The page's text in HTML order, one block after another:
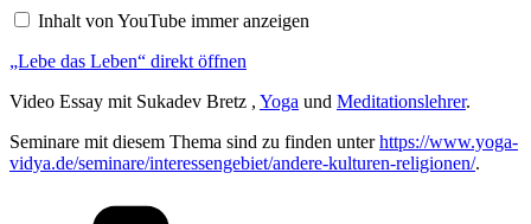
YouTube
Inhalt von YouTube immer anzeigen
„Lebe das Leben“ direkt öffnen
Video Essay mit Sukadev Bretz , Yoga und Meditationslehrer.
Seminare mit diesem Thema sind zu finden unterhttps://www.yoga-
vidya.de/seminare/interessengebiet/andere-kulturen-religionen/.